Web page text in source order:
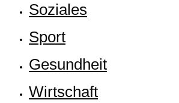
Sozia­les
Sport
Gesund­heit
Wirt­schaft